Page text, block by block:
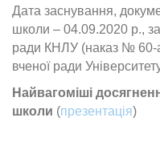
Дата заснування,
школи – 04.09.2020 р.,
ради КНЛУ (наказ № 60-
вченої ради
Найвагоміші
школи (презентація)